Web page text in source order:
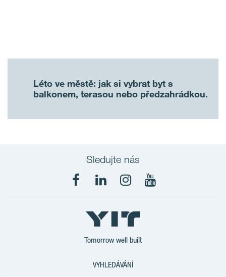
Léto ve městě: jak si vybrat byt s
balkonem, terasou nebo předzahrádkou.
Sledujte nás
Tomorrow well built
VYHLEDÁVÁNÍ